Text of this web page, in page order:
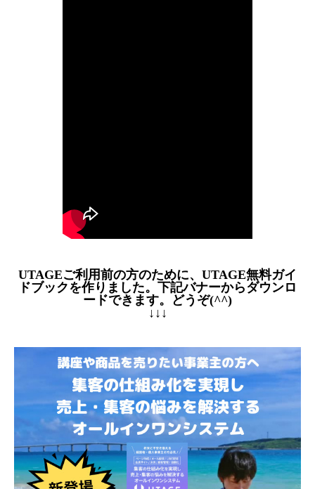
UTAGEご利用前の方のために、UTAGE無料ガイ
ドブックを作りました。下記バナーからダウンロ
ードできます。どうぞ(^^)
↓↓↓